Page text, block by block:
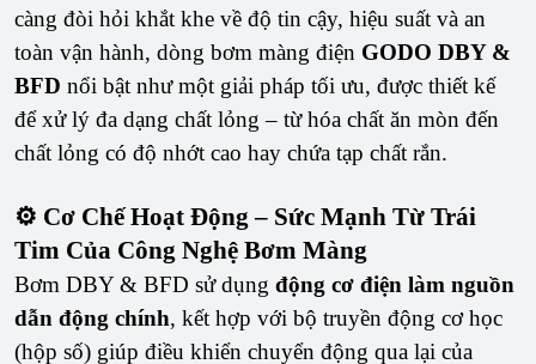
càng đòi hỏi khắt khe về độ tin cậy, hiệu suất và an
toàn vận hành, dòng bơm màng điện GODO DBY &
BFD nổi bật như một giải pháp tối ưu, được thiết kế
để xử lý đa dạng chất lỏng – từ hóa chất ăn mòn đến
chất lỏng có độ nhớt cao hay chứa tạp chất rắn.
⚙️ Cơ Chế Hoạt Động – Sức Mạnh Từ Trái
Tim Của Công Nghệ Bơm Màng
Bơm DBY & BFD sử dụng động cơ điện làm nguồn
dẫn động chính, kết hợp với bộ truyền động cơ học
(hộp số) giúp điều khiển chuyển động qua lại của